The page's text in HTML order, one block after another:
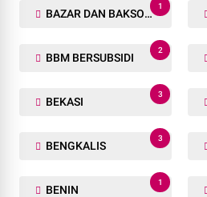
BAZAR DAN BAKSOS RAMADHAN
1
BBM BERSUBSIDI
2
BEKASI
3
BENGKALIS
3
BENIN
1